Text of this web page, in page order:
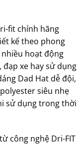
fit chính hãng
kế theo phong
hoạt động
đạp xe hay sử dụng
Dad Hat dễ đội,
siêu nhẹ
sử dụng trong thời
công nghệ Dri-FIT